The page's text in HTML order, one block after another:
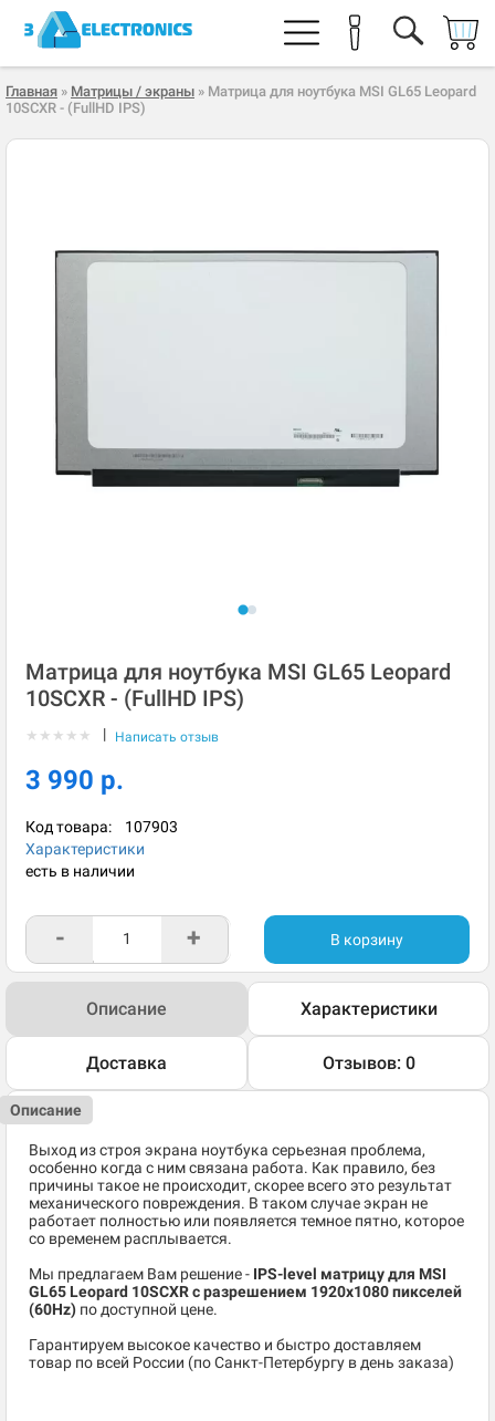
Главная » Матрицы / экраны » Матрица для ноутбука MSI GL65 Leopard
10SCXR - (FullHD IPS)
Матрица для ноутбука MSI GL65 Leopard
10SCXR - (FullHD IPS)
★ ★ ★ ★ ★ | Написать отзыв
3 990 р.
Код товара: 107903
Характеристики
есть в наличии
- + В корзину
Описание Характеристики
Доставка Отзывов: 0
Описание
Выход из строя экрана ноутбука серьезная проблема,
особенно когда с ним связана работа. Как правило, без
причины такое не происходит, скорее всего это результат
механического повреждения. В таком случае экран не
работает полностью или появляется темное пятно, которое
со временем расплывается.
Мы предлагаем Вам решение - IPS-level матрицу для MSI
GL65 Leopard 10SCXRc разрешением 1920x1080 пикселей
(60Hz) по доступной цене.
Гарантируем высокое качество и быстро доставляем
товар по всей России (по Санкт-Петербургу в день заказа)